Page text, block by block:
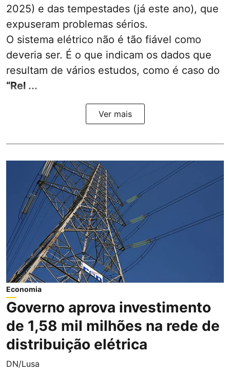
2025) e das tempestades (já este ano), que
expuseram problemas sérios.
O sistema elétrico não é tão fiável como
deveria ser. É o que indicam os dados que
resultam de vários estudos, como é caso do
“Rel ...
Ver mais
Economia
Governo aprova investimento
de 1,58 mil milhões na rede de
distribuição elétrica
DN/Lusa